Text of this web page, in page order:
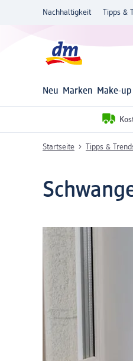
Nachhaltigkeit Tipps &
Neu Marken Make-up
Startseite Tipps &